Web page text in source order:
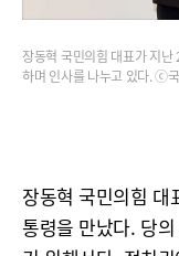
장동혁 국민의힘 대표가 지
하며 인사를 나누고 있다. ⓒ
장동혁 국민의힘 대
통령을 만났다. 당